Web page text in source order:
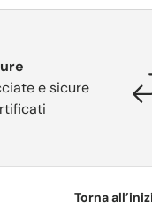
e sicure
Torna